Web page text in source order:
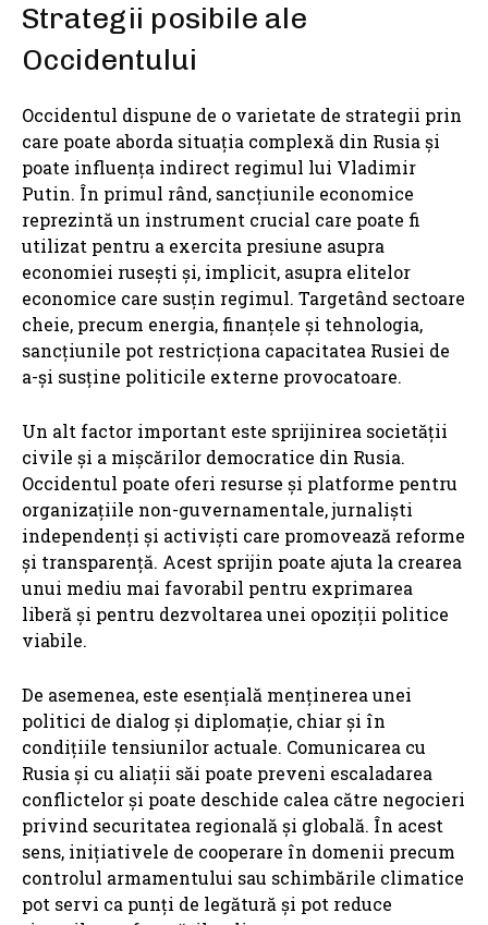
Strategii posibile ale
Occidentului
Occidentul dispune de o varietate de strategii prin
care poate aborda situația complexă din Rusia și
poate influența indirect regimul lui Vladimir
Putin. În primul rând, sancțiunile economice
reprezintă un instrument crucial care poate fi
utilizat pentru a exercita presiune asupra
economiei rusești și, implicit, asupra elitelor
economice care susțin regimul. Targetând sectoare
cheie, precum energia, finanțele și tehnologia,
sancțiunile pot restricționa capacitatea Rusiei de
a-și susține politicile externe provocatoare.
Un alt factor important este sprijinirea societății
civile și a mișcărilor democratice din Rusia.
Occidentul poate oferi resurse și platforme pentru
organizațiile non-guvernamentale, jurnaliști
independenți și activiști care promovează reforme
și transparență. Acest sprijin poate ajuta la crearea
unui mediu mai favorabil pentru exprimarea
liberă și pentru dezvoltarea unei opoziții politice
viabile.
De asemenea, este esențială menținerea unei
politici de dialog și diplomație, chiar și în
condițiile tensiunilor actuale. Comunicarea cu
Rusia și cu aliații săi poate preveni escaladarea
conflictelor și poate deschide calea către negocieri
privind securitatea regională și globală. În acest
sens, inițiativele de cooperare în domenii precum
controlul armamentului sau schimbările climatice
pot servi ca punți de legătură și pot reduce